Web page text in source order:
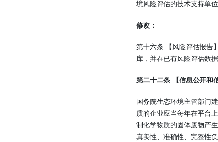
境风险评估的技术支持单
修改：
第十六条 【风险评估报告
库，并在已有风险评估数
第二十二条 【信息公开和
国务院生态环境主管部门
质的企业应当每年在平台
制化学物质的固体废物产
真实性、准确性、完整性